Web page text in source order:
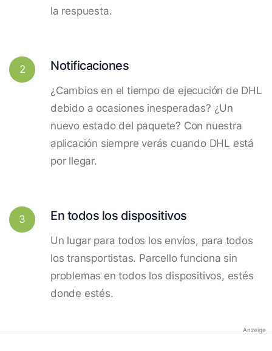
la respuesta.
2 Notificaciones
¿Cambios en el tiempo de ejecución de DHL
debido a ocasiones inesperadas? ¿Un
nuevo estado del paquete? Con nuestra
aplicación siempre verás cuando DHL está
por llegar.
3 En todos los dispositivos
Un lugar para todos los envíos, para todos
los transportistas. Parcello funciona sin
problemas en todos los dispositivos, estés
donde estés.
Anzeige